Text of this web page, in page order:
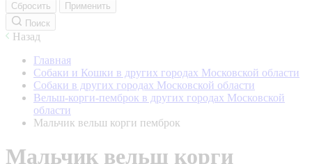
Сбросить
Применить
Поиск
Назад
Главная
Собаки и Кошки в других городах Московской области
Собаки в других городах Московской области
Вельш-корги-пемброк в других городах Московской
области
Мальчик вельш корги пемброк
Мальчик вельш корги